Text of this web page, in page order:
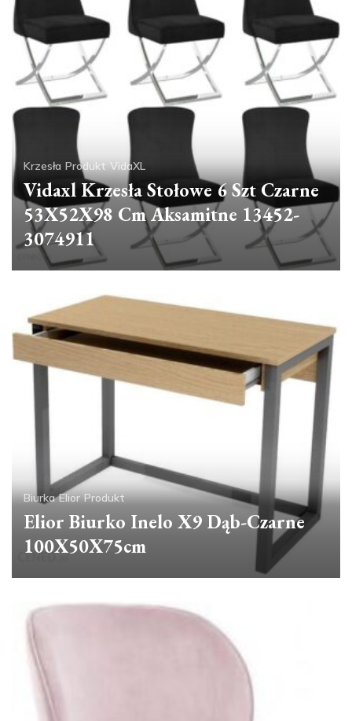
Krzesła Produkt VidaXL
Vidaxl Krzesła Stołowe 6 Szt Czarne
53X52X98 Cm Aksamitne 13452-
3074911
Biurka Elior Produkt
Elior Biurko Inelo X9 Dąb-Czarne
100X50X75cm